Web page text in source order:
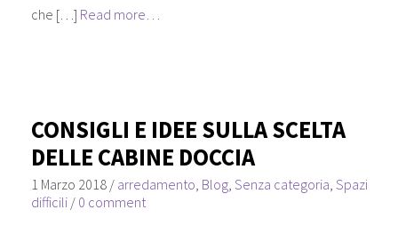
che […] Read more…
CONSIGLI E IDEE SULLA SCELTA
DELLE CABINE DOCCIA
1 Marzo 2018/ arredamento, Blog, Senza categoria, Spazi
difficili/ 0 comment